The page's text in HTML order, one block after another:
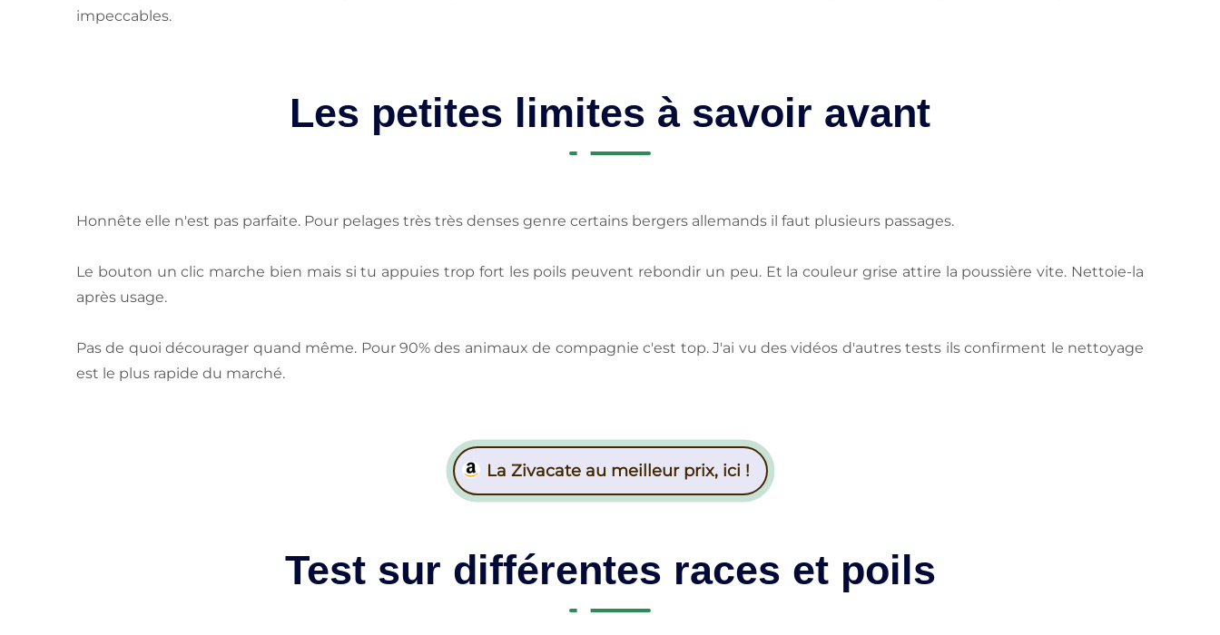
impeccables.
Les petites limites à savoir avant
Honnête elle n'est pas parfaite. Pour pelages très très denses genre certains bergers allemands il faut plusieurs passages.
Le bouton un clic marche bien mais si tu appuies trop fort les poils peuvent rebondir un peu. Et la couleur grise attire la poussière vite. Nettoie-la
après usage.
Pas de quoi décourager quand même. Pour 90% des animaux de compagnie c'est top. J'ai vu des vidéos d'autres tests ils confirment le nettoyage
est le plus rapide du marché.
La Zivacate au meilleur prix, ici !
Test sur différentes races et poils